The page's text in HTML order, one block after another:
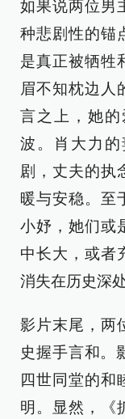
如果说两位男
种悲剧性的锚
是真正被牺牲
眉不知枕边人
言之上，她
波。肖大力
剧，丈夫的执
暖与安稳。至
小妤，她们或
中长大，或者
消失在历史深处
影片末尾，两
史握手言和。
四世同堂的和
明。显然，《